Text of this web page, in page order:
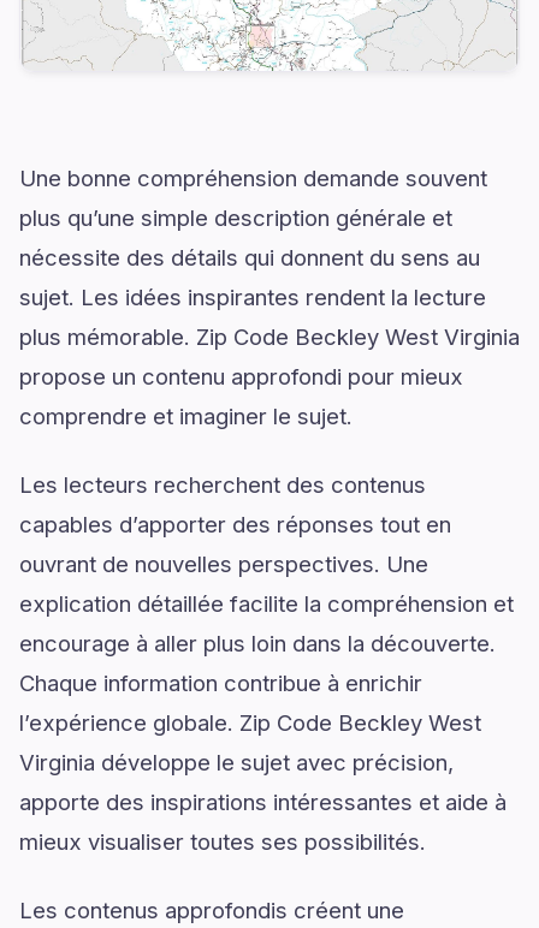
Une bonne compréhension demande souvent
plus qu’une simple description générale et
nécessite des détails qui donnent du sens au
sujet. Les idées inspirantes rendent la lecture
plus mémorable. Zip Code Beckley West Virginia
propose un contenu approfondi pour mieux
comprendre et imaginer le sujet.
Les lecteurs recherchent des contenus
capables d’apporter des réponses tout en
ouvrant de nouvelles perspectives. Une
explication détaillée facilite la compréhension et
encourage à aller plus loin dans la découverte.
Chaque information contribue à enrichir
l’expérience globale. Zip Code Beckley West
Virginia développe le sujet avec précision,
apporte des inspirations intéressantes et aide à
mieux visualiser toutes ses possibilités.
Les contenus approfondis créent une